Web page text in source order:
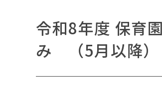
令和8年度 保育
み （5月以降）